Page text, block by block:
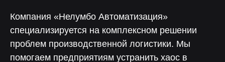
Компания «Нелумбо Автоматизация»
специализируется на комплексном решении
проблем производственной логистики. Мы
помогаем предприятиям устранить хаос в